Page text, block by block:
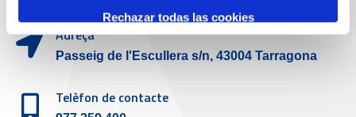
Rechazar todas las cookies
Adreça
Passeig de l'Escullera s/n, 43004 Tarragona
Telèfon de contacte